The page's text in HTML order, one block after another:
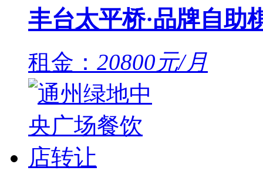
丰台太平桥·品牌自助
租金： 20800元/月